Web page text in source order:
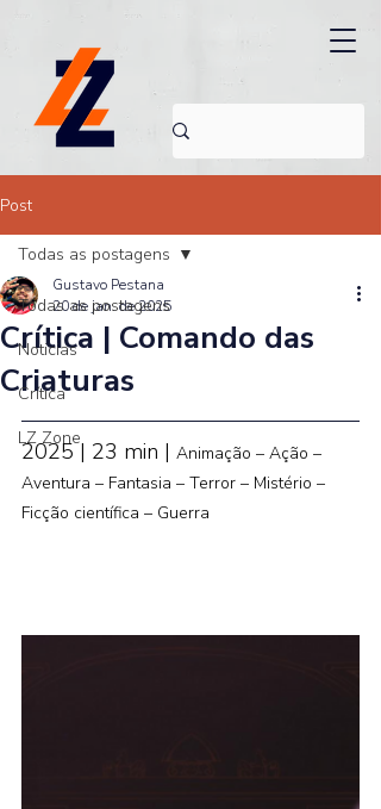
Post
Todas as postagens
Noticias
Crítica
LZ Zone
Todas as postagens
Crítica | Comando das
Criaturas
Gustavo Pestana
20 de jan. de 2025
2025 | 23 min | Animação – Ação –
Aventura – Fantasia – Terror – Mistério –
Ficção científica – Guerra